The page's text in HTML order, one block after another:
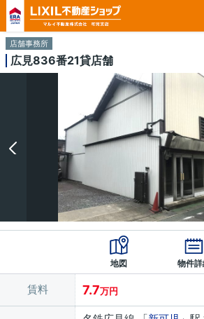
店舗事務所
広見836番21貸店舗
地図 物件
賃料 7.7万円